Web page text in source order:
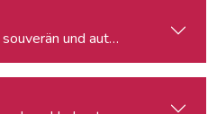
und authentisch